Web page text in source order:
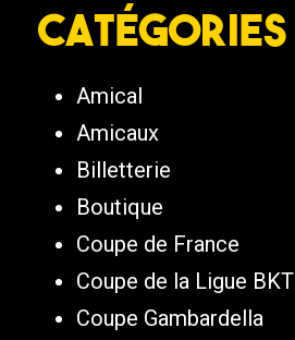
Catégories
Amical
Amicaux
Billetterie
Boutique
Coupe de France
Coupe de la Ligue BKT
Coupe Gambardella